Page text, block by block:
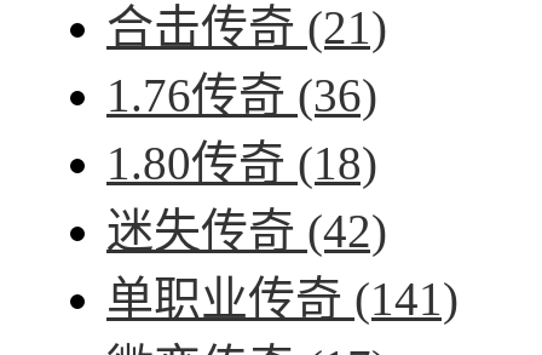
合击传奇 (21)
1.76传奇 (36)
1.80传奇 (18)
迷失传奇 (42)
单职业传奇 (141)